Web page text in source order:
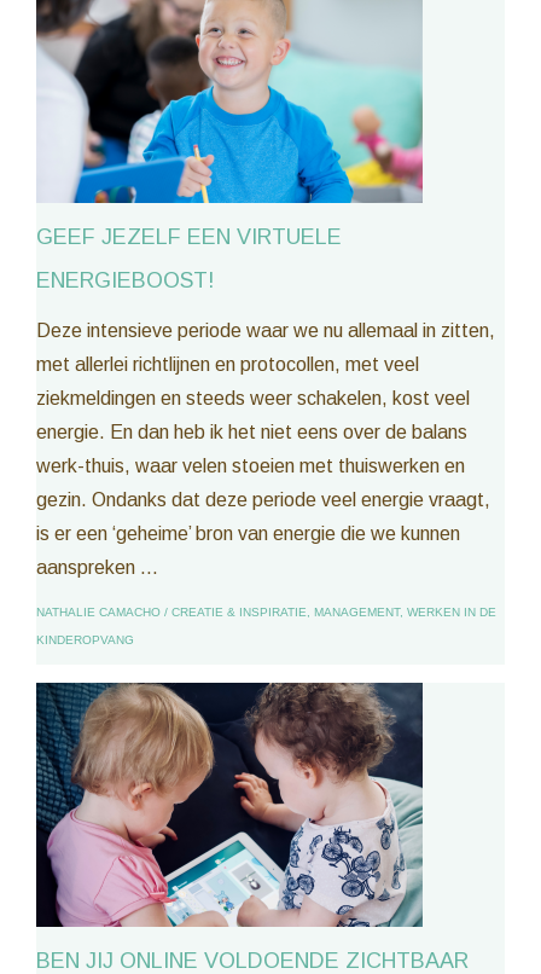
GEEF JEZELF EEN VIRTUELE
ENERGIEBOOST!
Deze intensieve periode waar we nu allemaal in zitten,
met allerlei richtlijnen en protocollen, met veel
ziekmeldingen en steeds weer schakelen, kost veel
energie. En dan heb ik het niet eens over de balans
werk-thuis, waar velen stoeien met thuiswerken en
gezin. Ondanks dat deze periode veel energie vraagt,
is er een ‘geheime’ bron van energie die we kunnen
aanspreken ...
NATHALIE CAMACHO / CREATIE & INSPIRATIE MANAGEMENT, WERKEN IN DE
KINDEROPVANG
BEN JIJ ONLINE VOLDOENDE ZICHTBAAR